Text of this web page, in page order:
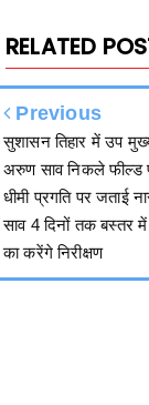
Previous
अरुण साव निकले फील्ड
धीमी प्रगति पर जताई
साव 4 दिनों तक बस्तर में
का करेंगे निरीक्षण